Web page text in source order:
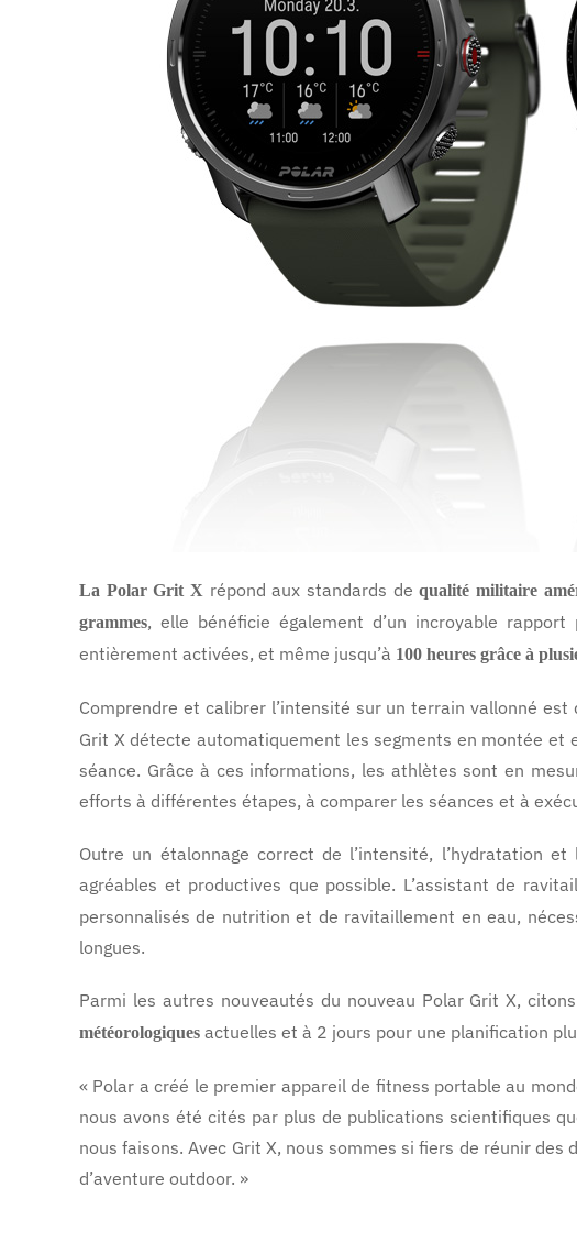
La Polar Grit X répond aux standards dequalité militaire
grammes, elle bénéficie également d’un incroyable
entièrement activées, et même jusqu’à 100 heures grâce à
Comprendre et calibrer l’intensité sur un terrain vallonné
Grit X détecte automatiquement les segments en montée
séance. Grâce à ces informations, les athlètes sont en
efforts à différentes étapes, à comparer les séances et à
Outre un étalonnage correct de l’intensité, l’hydratation
agréables et productives que possible. L’assistant de
personnalisés de nutrition et de ravitaillement en eau,
longues.
Parmi les autres nouveautés du nouveau Polar Grit X,
météorologiques actuelles et à 2 jours pour une planification
« Polar a créé le premier appareil de fitness portable au
nous avons été cités par plus de publications scientifiques
nous faisons. Avec Grit X, nous sommes si fiers de réunir
d’aventure outdoor. »